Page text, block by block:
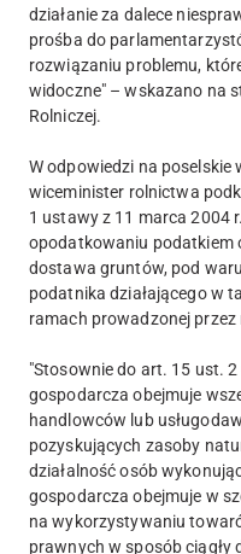
działanie za dalece
prośba do
rozwiązaniu problemu,
widoczne" – wskazano na
Rolniczej.
W odpowiedzi na poselskie
wiceminister rolnictwa
1 ustawy z 11 marca 2004
opodatkowaniu podatkiem
dostawa gruntów, pod
podatnika działającego w
ramach prowadzonej przez
"Stosownie do art. 15 ust.
gospodarcza obejmuje
handlowców lub
pozyskujących zasoby
działalność osób
gospodarcza obejmuje w
na wykorzystywaniu
prawnych w sposób ciągły